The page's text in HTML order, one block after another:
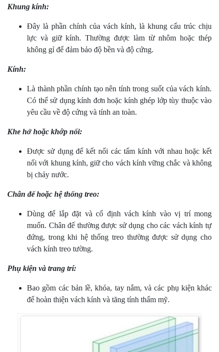
Khung kính:
Đây là phần chính của vách kính, là khung cấu trúc chịu
lực và giữ kính. Thường được làm từ nhôm hoặc thép
không gỉ để đảm bảo độ bền và độ cứng.
Kính:
Là thành phần chính tạo nên tính trong suốt của vách kính.
Có thể sử dụng kính đơn hoặc kính ghép lớp tùy thuộc vào
yêu cầu về độ cứng và tính an toàn.
Khe hở hoặc khớp nối:
Được sử dụng để kết nối các tấm kính với nhau hoặc kết
nối với khung kính, giữ cho vách kính vững chắc và không
bị chảy nước.
Chân đế hoặc hệ thống treo:
Dùng để lắp đặt và cố định vách kính vào vị trí mong
muốn. Chân đế thường được sử dụng cho các vách kính tự
đứng, trong khi hệ thống treo thường được sử dụng cho
vách kính treo tường.
Phụ kiện và trang trí:
Bao gồm các bản lề, khóa, tay nắm, và các phụ kiện khác
để hoàn thiện vách kính và tăng tính thẩm mỹ.